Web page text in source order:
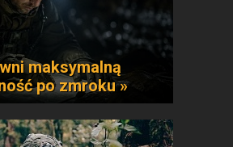
maksymalną
po zmroku »